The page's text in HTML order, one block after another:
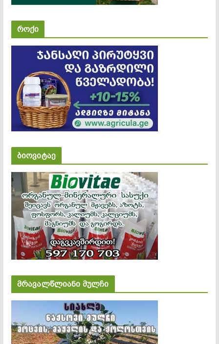
როქი
ბიოვიტაე
მრავალწლიანი მულჩი